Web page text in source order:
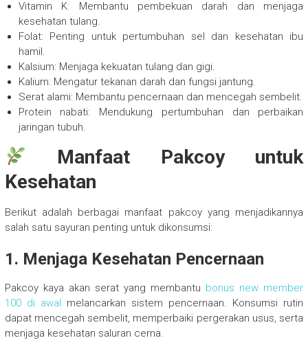
Vitamin K: Membantu pembekuan darah dan menjaga
kesehatan tulang.
Folat: Penting untuk pertumbuhan sel dan kesehatan ibu
hamil.
Kalsium: Menjaga kekuatan tulang dan gigi.
Kalium: Mengatur tekanan darah dan fungsi jantung.
Serat alami: Membantu pencernaan dan mencegah sembelit.
Protein nabati: Mendukung pertumbuhan dan perbaikan
jaringan tubuh.
Manfaat Pakcoy untuk
Kesehatan
Berikut adalah berbagai manfaat pakcoy yang menjadikannya
salah satu sayuran penting untuk dikonsumsi:
1. Menjaga Kesehatan Pencernaan
Pakcoy kaya akan serat yang membantu bonus new member
100 di awal
melancarkan sistem pencernaan. Konsumsi rutin
dapat mencegah sembelit, memperbaiki pergerakan usus, serta
menjaga kesehatan saluran cerna.